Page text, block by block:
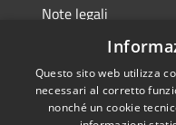
Note legali
Dichiarazione di
Questo sito web utilizza
necessari al corretto
nonché un cookie